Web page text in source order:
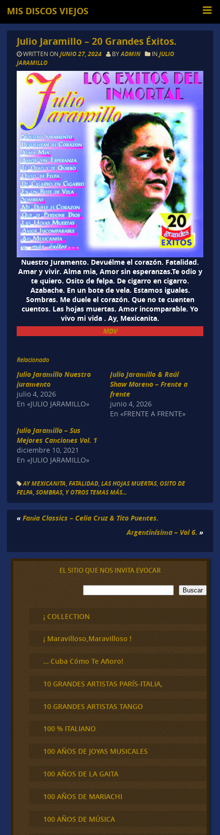
MIS DISCOS VIEJOS
Julio Jaramillo – 20 Grandes Éxitos.
WRITTEN ON JUNIO 27, 2024 BYADMIN IN JULIO
JARAMILLO
Nuestro Juramento. Devuélme el corazón. Fatalidad.
Amar y vivir. Alma mia, Amor sin esperanzas.Te odio y
te quiero. Osito de felpa. De cigarro en cigarro.
Azabache. En un bote de vela. Estamos iguales.
Sombras. Me duele el corazón. Que no te cuenten
cuentos. Las hojas muertas. Amor incomparable. Yo
vivo mi vida . Ay, Mexicanita.
MDV
Relacionado
Julio Jaramillo Nuestro
juramento
julio 4, 2026
En «JULIO JARAMILLO»
Julio Jaramillo & Raúl
Shaw Moreno – Frente a
frente
junio 4, 2026
En «FRENTE A FRENTE»
Julio Jaramillo – Sus
Mejores Canciones Vol. 1
diciembre 10, 2021
En «JULIO JARAMILLO»
AY MEXICANITA FATALIDAD, LAS HOJAS MUERTAS, OSITO DE
FELPA SOMBRAS, Y OTROS TEMAS MÁS...
« Fania Classics – Celia Cruz & Tito Puentes.
Argentinísima – Vol 6. »
EL SITIO QUE NOS INVITA EVOCAR
B
u
c
a
Buscar
¡ COLLECTION
¡ Maravilloso,Maravilloso !
… Cuba Cómo Te Añoro!
10 GRANDES ARTISTAS PARÍS-ITALIA,
10 GRANDES ARTISTAS TANGO
100 % ITALIANO
100 AÑOS DE JOYAS MUSICALES
100 AÑOS DE LA GAITA
100 AÑOS DE MARIACHI
100 AÑOS DE MÚSICA